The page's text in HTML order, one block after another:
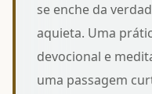
se enche da
aquieta. Uma
devocional e
uma passagem